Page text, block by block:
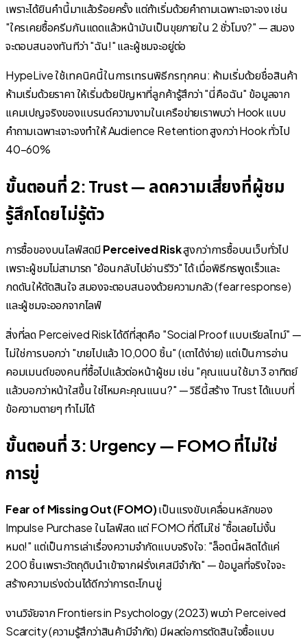
เพราะได้ยินคำนี้มาแล้วร้อยครั้ง แต่ถ้าเริ่มด้วยคำถามเฉพาะเจาะจง เช่น
"ใครเคยซื้อครีมกันแดดแล้วหน้ามันเป็นขุยภายใน 2 ชั่วโมง?" — สมอง
จะตอบสนองทันทีว่า "ฉัน!" และผู้ชมจะอยู่ต่อ
HypeLive ใช้เทคนิคนี้ในการเทรนพิธีกรทุกคน: ห้ามเริ่มด้วยชื่อสินค้า
ห้ามเริ่มด้วยราคา ให้เริ่มด้วยปัญหาที่ลูกค้ารู้สึกว่า "นี่คือฉัน" ข้อมูลจาก
แคมเปญจริงของแบรนด์ความงามในเครือข่ายเราพบว่า Hook แบบ
คำถามเฉพาะเจาะจงทำให้ Audience Retention สูงกว่า Hook ทั่วไป
40–60%
ขั้นตอนที่ 2: Trust — ลดความเสี่ยงที่ผู้ชม
รู้สึกโดยไม่รู้ตัว
การซื้อของบนไลฟ์สดมีPerceived Riskสูงกว่าการซื้อบนเว็บทั่วไป
เพราะผู้ชมไม่สามารถ "ย้อนกลับไปอ่านรีวิว" ได้ เมื่อพิธีกรพูดเร็วและ
กดดันให้ตัดสินใจ สมองจะตอบสนองด้วยความกลัว (fear response)
และผู้ชมจะออกจากไลฟ์
สิ่งที่ลด Perceived Risk ได้ดีที่สุดคือ "Social Proof แบบเรียลไทม์" —
ไม่ใช่การบอกว่า "ขายไปแล้ว 10,000 ชิ้น" (เดาได้ง่าย) แต่เป็นการอ่าน
คอมเมนต์ของคนที่ซื้อไปแล้วต่อหน้าผู้ชม เช่น "คุณแนนใช้มา 3 อาทิตย์
แล้วบอกว่าหน้าใสขึ้น ใช่ไหมคะคุณแนน?" — วิธีนี้สร้าง Trust ได้แบบที่
ข้อความตายๆ ทำไม่ได้
ขั้นตอนที่ 3: Urgency — FOMO ที่ไม่ใช่
การขู่
Fear of Missing Out (FOMO)เป็นแรงขับเคลื่อนหลักของ
Impulse Purchase ในไลฟ์สด แต่ FOMO ที่ดีไม่ใช่ "ซื้อเลยไม่งั้น
หมด!" แต่เป็นการเล่าเรื่องความจำกัดแบบจริงใจ: "ล็อตนี้ผลิตได้แค่
200 ชิ้นเพราะวัตถุดิบนำเข้าจากฝรั่งเศสมีจำกัด" — ข้อมูลที่จริงใจจะ
สร้างความเร่งด่วนได้ดีกว่าการตะโกนขู่
งานวิจัยจาก Frontiers in Psychology (2023) พบว่า Perceived
Scarcity (ความรู้สึกว่าสินค้ามีจำกัด) มีผลต่อการตัดสินใจซื้อแบบ